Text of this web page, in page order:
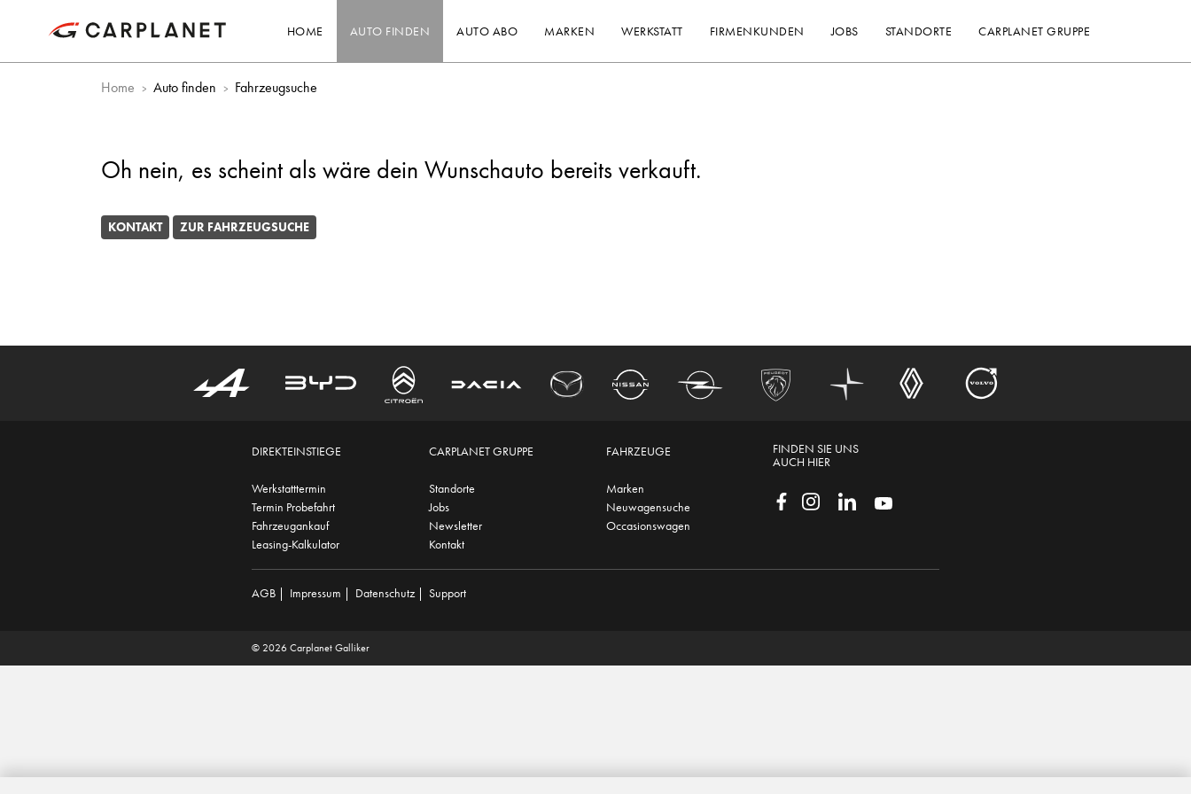
HOME AUTO FINDEN AUTO ABO MARKEN WERKSTATT FIRMENKUNDEN JOBS STANDORTE CARPLANET GRUPPE
Home Auto finden Fahrzeugsuche
Oh nein, es scheint als wäre dein Wunschauto bereits verkauft.
KONTAKT ZUR FAHRZEUGSUCHE
DIREKTEINSTIEGE
Werkstatttermin
Termin Probefahrt
Fahrzeugankauf
Leasing-Kalkulator
CARPLANET GRUPPE
Standorte
Jobs
Newsletter
Kontakt
FAHRZEUGE
Marken
Neuwagensuche
Occasionswagen
FINDEN SIE UNS
AUCH HIER
AGB | Impressum | Datenschutz| Support
© 2026 Carplanet Galliker